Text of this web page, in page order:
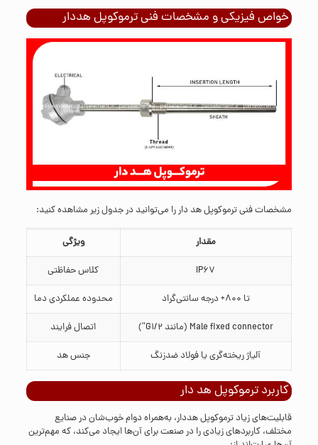
خواص فیزیکی و مشخصات فنی ترموکوپل هددار
مشخصات فنی ترموکوپل هد دار را می‌توانید در جدول زیر مشاهده کنید:
مقدار ویژگی
IP67 کلاس حفاظتی
تا 800+ درجه سانتی‌گراد محدوده عملکردی دما
Male fixed connector (مانند G1/2”) اتصال فرایند
آلیاژ ریخته‌گری یا فولاد ضدزنگ جنس هد
کاربرد ترموکوپل هد دار
قابلیت‌های زیاد ترموکوپل هددار، به‌همراه دوام خوب‌شان در صنایع
مختلف، کاربردهای زیادی را در صنعت برای آن‌ها ایجاد می‌کند، که مهم‌ترین